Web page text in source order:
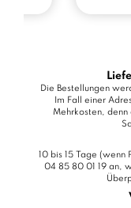
Die Bestellungen
Im Fall einer
Mehrkosten,
10 bis 15 Tage
04 85 80 01 19 an,